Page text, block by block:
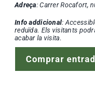
Adreça: Carrer Rocafort,
Info addicional:
reduïda. Els visitants
acabar la visita.
Comprar